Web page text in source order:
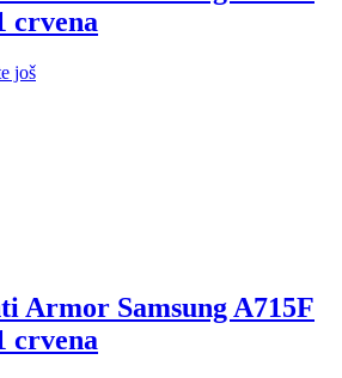
crvena
još
Armor Samsung A715F
crvena